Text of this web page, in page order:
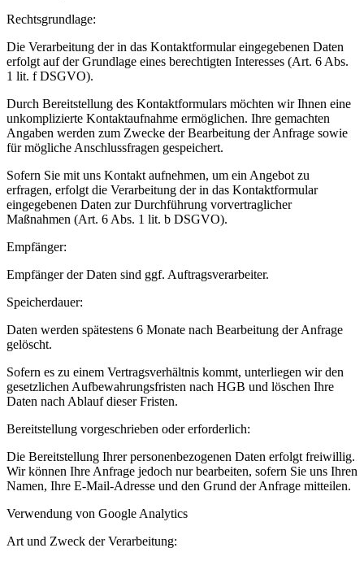
Rechtsgrundlage:
Die Verarbeitung der in das Kontaktformular eingegebenen Daten
erfolgt auf der Grundlage eines berechtigten Interesses (Art. 6 Abs.
1 lit. f DSGVO).
Durch Bereitstellung des Kontaktformulars möchten wir Ihnen eine
unkomplizierte Kontaktaufnahme ermöglichen. Ihre gemachten
Angaben werden zum Zwecke der Bearbeitung der Anfrage sowie
für mögliche Anschlussfragen gespeichert.
Sofern Sie mit uns Kontakt aufnehmen, um ein Angebot zu
erfragen, erfolgt die Verarbeitung der in das Kontaktformular
eingegebenen Daten zur Durchführung vorvertraglicher
Maßnahmen (Art. 6 Abs. 1 lit. b DSGVO).
Empfänger:
Empfänger der Daten sind ggf. Auftragsverarbeiter.
Speicherdauer:
Daten werden spätestens 6 Monate nach Bearbeitung der Anfrage
gelöscht.
Sofern es zu einem Vertragsverhältnis kommt, unterliegen wir den
gesetzlichen Aufbewahrungsfristen nach HGB und löschen Ihre
Daten nach Ablauf dieser Fristen.
Bereitstellung vorgeschrieben oder erforderlich:
Die Bereitstellung Ihrer personenbezogenen Daten erfolgt freiwillig.
Wir können Ihre Anfrage jedoch nur bearbeiten, sofern Sie uns Ihren
Namen, Ihre E-Mail-Adresse und den Grund der Anfrage mitteilen.
Verwendung von Google Analytics
Art und Zweck der Verarbeitung: